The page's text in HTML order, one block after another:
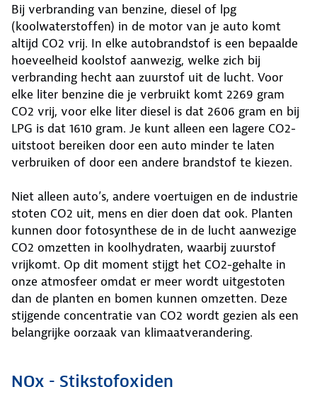
Bij verbranding van benzine, diesel of lpg
(koolwaterstoffen) in de motor van je auto komt
altijd CO2 vrij. In elke autobrandstof is een bepaalde
hoeveelheid koolstof aanwezig, welke zich bij
verbranding hecht aan zuurstof uit de lucht. Voor
elke liter benzine die je verbruikt komt 2269 gram
CO2 vrij, voor elke liter diesel is dat 2606 gram en bij
LPG is dat 1610 gram. Je kunt alleen een lagere CO2-
uitstoot bereiken door een auto minder te laten
verbruiken of door een andere brandstof te kiezen.
Niet alleen auto’s, andere voertuigen en de industrie
stoten CO2 uit, mens en dier doen dat ook. Planten
kunnen door fotosynthese de in de lucht aanwezige
CO2 omzetten in koolhydraten, waarbij zuurstof
vrijkomt. Op dit moment stijgt het CO2-gehalte in
onze atmosfeer omdat er meer wordt uitgestoten
dan de planten en bomen kunnen omzetten. Deze
stijgende concentratie van CO2 wordt gezien als een
belangrijke oorzaak van klimaatverandering.
NOx - Stikstofoxiden